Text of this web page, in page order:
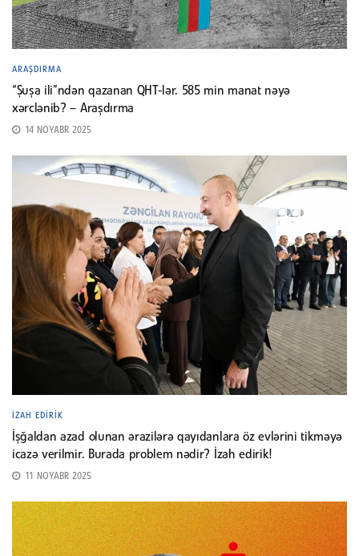
ARAŞDIRMA
“Şuşa ili”ndən qazanan QHT-lər. 585 min manat nəyə
xərclənib? – Araşdırma
14 NOYABR 2025
İZAH EDIRIK
İşğaldan azad olunan ərazilərə qayıdanlara öz evlərini tikməyə
icazə verilmir. Burada problem nədir? İzah edirik!
11 NOYABR 2025